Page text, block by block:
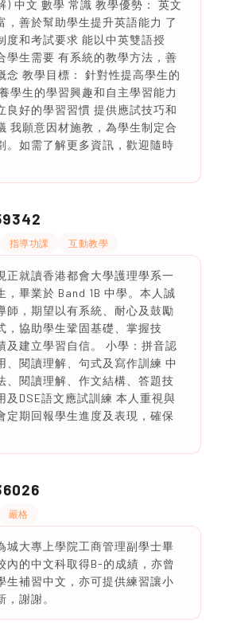
) 中文 數學 常識 教學優勢： 英文
，善於幫助學生提升英語能力 了
度和考試要求 能以中英雙語授
學生需要 有系統的教學方法，善
念 教學目標： 針對性提高學生的
學生的學習興趣和自主學習能力
良好的學習習慣 提供應試技巧和
我願意因材施教，為學生制定合
。如需了解更多資訊，歡迎隨時
指導功課 互動教學
正就讀香港都會大學護理學系一
，畢業於 Band 1B 中學。本人誠
師，期望以有系統、耐心及鼓勵
，協助學生鞏固基礎、掌握技
及建立學習自信。 小學：拼音認
、閱讀理解、句式及寫作訓練 中
、閱讀理解、作文結構、答題技
及DSE語文應試訓練 本人重視與
定期回報學生進度及表現，確保
嚴格
城大專上學院工商管理副學士畢
內的中文科取得B-的成績，亦曾
生補習中文，亦可提供練習讓小
，謝謝。